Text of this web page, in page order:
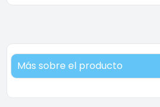
Más sobre el producto